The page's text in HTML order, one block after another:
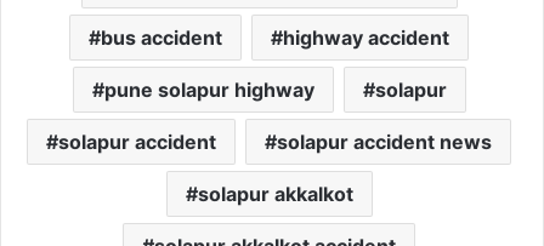
bus accident highway accident
pune solapur highway solapur
solapur accident solapur accident news
solapur akkalkot